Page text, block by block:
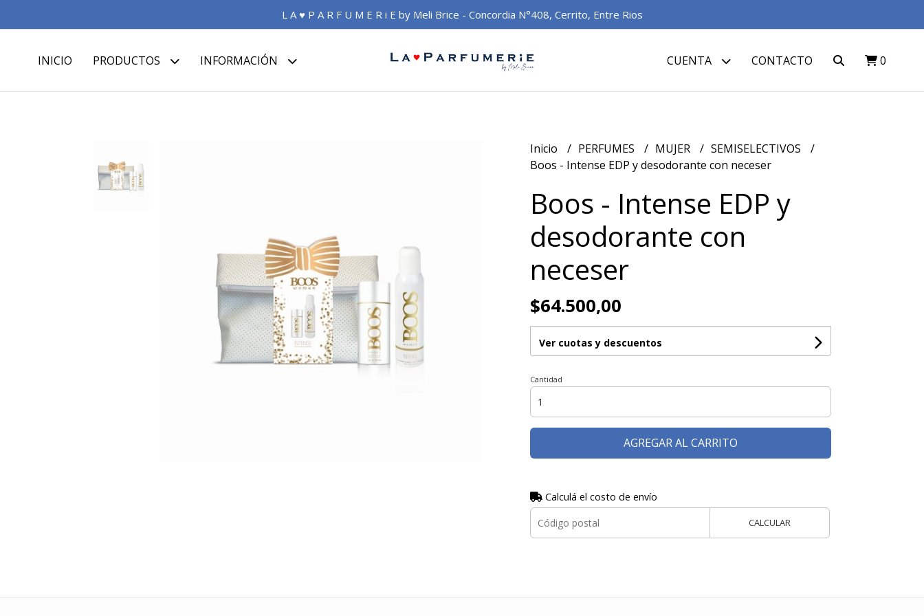
L A ♥ P A R F U M E R i E by Meli Brice - Concordia N°408, Cerrito, Entre Rios
INICIO PRODUCTOS INFORMACIÓN CUENTA CONTACTO 0
Inicio PERFUMES MUJER
SEMISELECTIVOS
Boos - Intense EDP y desodorante con neceser
Boos - Intense EDP y
desodorante con
neceser
$64.500,00
Ver cuotas y descuentos
Cantidad
AGREGAR AL CARRITO
Calculá el costo de envío
CALCULAR